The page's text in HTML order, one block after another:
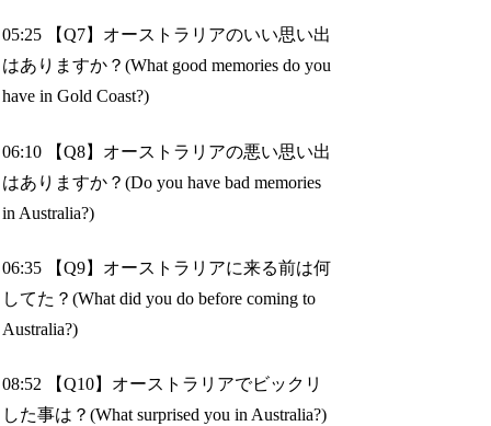
05:25 【Q7】オーストラリアのいい思い出
はありますか？(What good memories do you
have in Gold Coast?)
06:10 【Q8】オーストラリアの悪い思い出
はありますか？(Do you have bad memories
in Australia?)
06:35 【Q9】オーストラリアに来る前は何
してた？(What did you do before coming to
Australia?)
08:52 【Q10】オーストラリアでビックリ
した事は？(What surprised you in Australia?)